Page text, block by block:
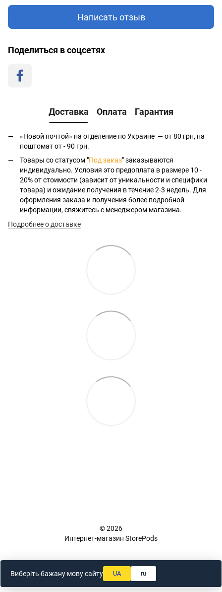
Написать отзыв
Поделиться в соцсетях
Доставка Оплата Гарантия
«Новой почтой» на отделение по Украине — от 80 грн, на
поштомат от - 90 грн.
Товары со статусом "Под заказ" заказываются
индивидуально. Условия это предоплата в размере 10 -
20% от стоимости (зависит от уникальности и специфики
товара) и ожидание получения в течение 2-3 недель. Для
оформления заказа и получения более подробной
информации, свяжитесь с менеджером магазина.
Подробнее о доставке
© 2026
Интернет-магазин StorePods
Виберіть бажану мову сайту UA ru